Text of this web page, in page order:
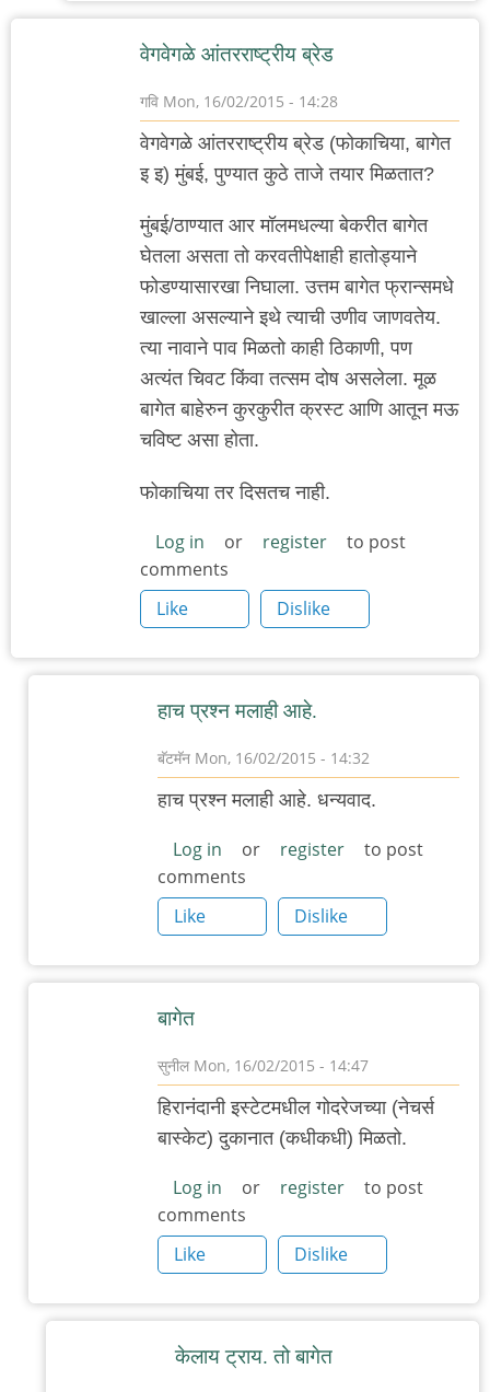
वेगवेगळे आंतरराष्ट्रीय ब्रेड
गवि Mon, 16/02/2015 - 14:28
वेगवेगळे आंतरराष्ट्रीय ब्रेड (फोकाचिया, बागेत
इ इ) मुंबई, पुण्यात कुठे ताजे तयार मिळतात?
मुंबई/ठाण्यात आर मॉलमधल्या बेकरीत बागेत
घेतला असता तो करवतीपेक्षाही हातोड्याने
फोडण्यासारखा निघाला. उत्तम बागेत फ्रान्समधे
खाल्ला असल्याने इथे त्याची उणीव जाणवतेय.
त्या नावाने पाव मिळतो काही ठिकाणी, पण
अत्यंत चिवट किंवा तत्सम दोष असलेला. मूळ
बागेत बाहेरुन कुरकुरीत क्रस्ट आणि आतून मऊ
चविष्ट असा होता.
फोकाचिया तर दिसतच नाही.
Log in or register
to post
comments
Like
Dislike
हाच प्रश्न मलाही आहे.
बॅटमॅन Mon, 16/02/2015 - 14:32
In
reply
वेगवेगळे
आंतरराष्ट्रीय
ब्रेड
by
हाच प्रश्न मलाही आहे. धन्यवाद.
Log in or register
to post
comments
Like
Dislike
बागेत
सुनील Mon, 16/02/2015 - 14:47
In
reply
वेगवेगळे
आंतरराष्ट्रीय
ब्रेड
by
गवि
हिरानंदानी इस्टेटमधील गोदरेजच्या (नेचर्स
बास्केट) दुकानात (कधीकधी) मिळतो.
Log in or register
to post
comments
Like
Dislike
केलाय ट्राय. तो बागेत